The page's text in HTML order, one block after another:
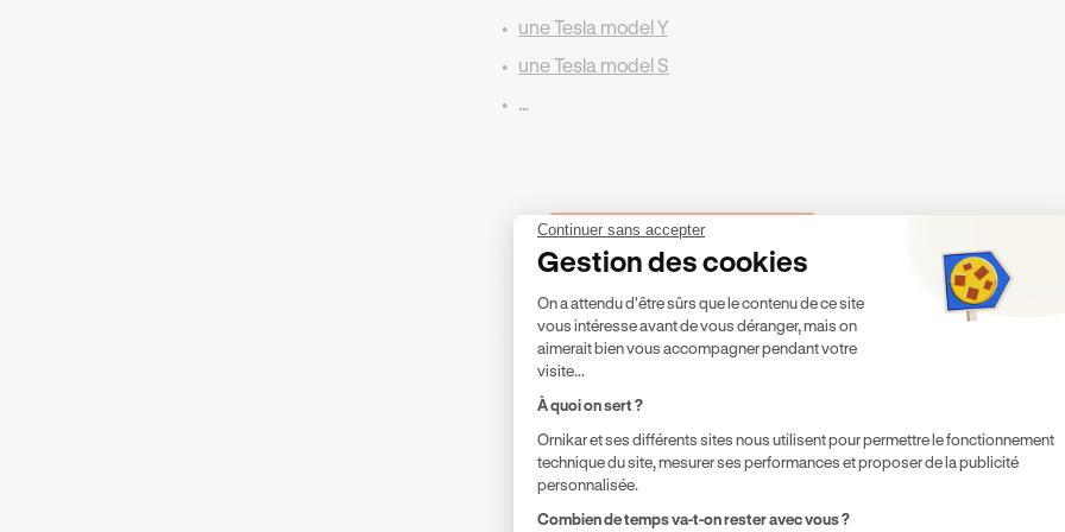
une Tesla model Y
une Tesla model S
…
NOTÉS 4,7/5 PAR NOS ASSURÉS
Votre assurance auto jeune
conducteur au prix juste !
Pour une assurance qui vous protège sans vous surtaxer
J'obtiens mon tarif
Continuer sans accepter
Gestion des cookies
Plateforme de Gestion du
On a attendu d'être sûrs que le contenu de ce site
vous intéresse avant de vous déranger, mais on
aimerait bien vous accompagner pendant votre
visite...
À quoi on sert ?
Ornikar et ses différents sites nous utilisent pour permettre le fonctionnement
technique du site, mesurer ses performances et proposer de la publicité
personnalisée.
Combien de temps va-t-on rester avec vous ?
Axeptio consent